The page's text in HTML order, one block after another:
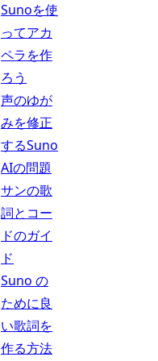
Sunoを使
ってアカ
ペラを作
ろう
声のゆが
みを修正
するSuno
AIの問題
サンの歌
詞とコー
ドのガイ
ド
Suno の
ために良
い歌詞を
作る方法